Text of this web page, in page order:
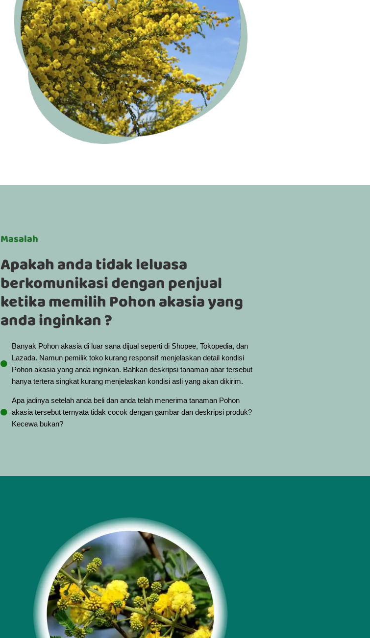
Masalah
Apakah anda tidak leluasa
berkomunikasi dengan penjual
ketika memilih Pohon akasia yang
anda inginkan ?
Banyak Pohon akasia di luar sana dijual seperti di Shopee, Tokopedia, dan
Lazada. Namun pemilik toko kurang responsif menjelaskan detail kondisi
Pohon akasia yang anda inginkan. Bahkan deskripsi tanaman abar tersebut
hanya tertera singkat kurang menjelaskan kondisi asli yang akan dikirim.
Apa jadinya setelah anda beli dan anda telah menerima tanaman Pohon
akasia tersebut ternyata tidak cocok dengan gambar dan deskripsi produk?
Kecewa bukan?